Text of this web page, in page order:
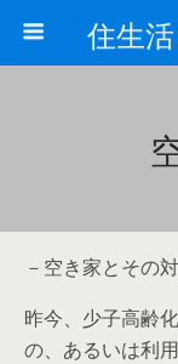
－空き家とその
昨今、少子高齢
の、あるいは利